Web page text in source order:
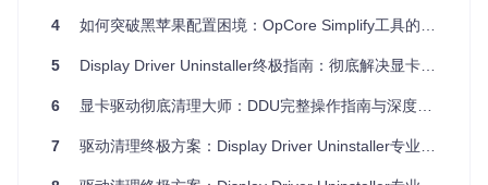
\CurrentControlSet等关键节点，清除驱动相关键值
：清理Windows Driver Store中的缓存驱动
包，防止系统自动恢复旧版本
技术优势对比
底清理：
4 如何突破黑苹果配置困境：OpCore Simplify工具的系统化解决方案
5 Display Driver Uninstaller终极指南：彻底解决显卡驱动残留问题
6 显卡驱动彻底清理大师：DDU完整操作指南与深度解析
7 驱动清理终极方案：Display Driver Uninstaller专业指南